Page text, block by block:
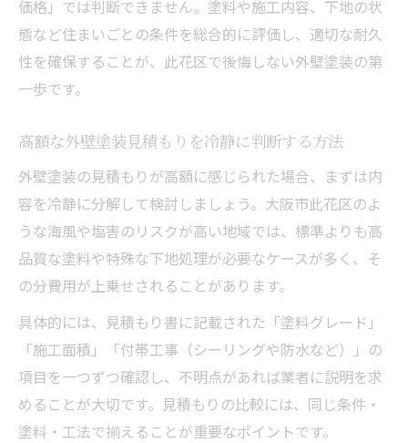
価格」では判断できません。塗料や施工内容、下地の状
態など住まいごとの条件を総合的に評価し、適切な耐久
性を確保することが、此花区で後悔しない外壁塗装の第
一歩です。
高額な外壁塗装見積もりを冷静に判断する方法
外壁塗装の見積もりが高額に感じられた場合、まずは内
容を冷静に分解して検討しましょう。大阪市此花区のよ
うな海風や塩害のリスクが高い地域では、標準よりも高
品質な塗料や特殊な下地処理が必要なケースが多く、そ
の分費用が上乗せされることがあります。
具体的には、見積もり書に記載された「塗料グレード」
「施工面積」「付帯工事（シーリングや防水など）」の
項目を一つずつ確認し、不明点があれば業者に説明を求
めることが大切です。見積もりの比較には、同じ条件・
塗料・工法で揃えることが重要なポイントです。